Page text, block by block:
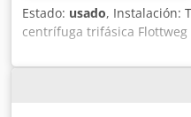
Estado: usado, Instalación:
centrífuga trifásica Flottweg
fabricación: 1998 Diámetro
Velocidad máxima: 3500
kg/dm³ Aplicación: Esta